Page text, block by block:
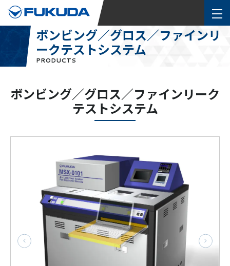
ボンビング／グロス／ファインリ
ークテストシステム
PRODUCTS
ボンビング／グロス／ファインリーク
テストシステム